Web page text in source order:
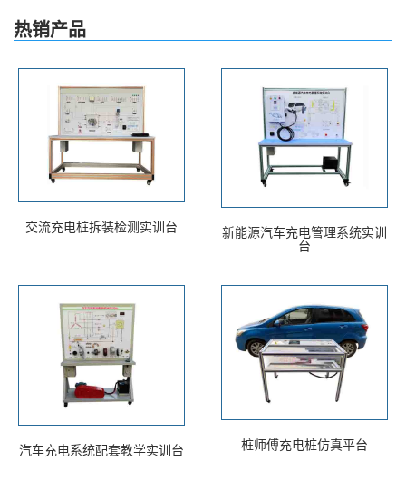
热销产品
交流充电桩拆装检测实训台
新能源汽车充电管理系统实训
台
汽车充电系统配套教学实训台 桩师傅充电桩仿真平台